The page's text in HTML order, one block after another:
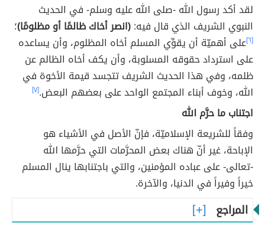
لقد أكد رسول الله -صلى الله عليه وسلم- في الحديث
النبوي الشريف الذي قال فيه:(انصر أخاك ظالمًا أو مظلومًا)؛
[٦] على أهميّة أن يقوِّي المسلم أخاه المظلوم، وأن يساعده
على استرداد حقوقه المسلوبة، وأن يكف أخاه الظالم عن
ظلمه، وفي هذا الحديث الشريف تتجسد قيمة الأخوة في
الله، وخوف أبناء المجتمع الواحد على بعضهم البعض.[٧]
اجتناب ما حرَّم الله
وفقاً للشريعة الإسلاميّة، فإنّ الأصل في الأشياء هو
الإباحة، غير أنّ هناك بعض المحرَّمات التي حرَّمها الله
-تعالى- على عباده المؤمنين، والتي باجتنابها ينال المسلم
خيراً وفيراً في الدنيا، والآخرة.
المراجع